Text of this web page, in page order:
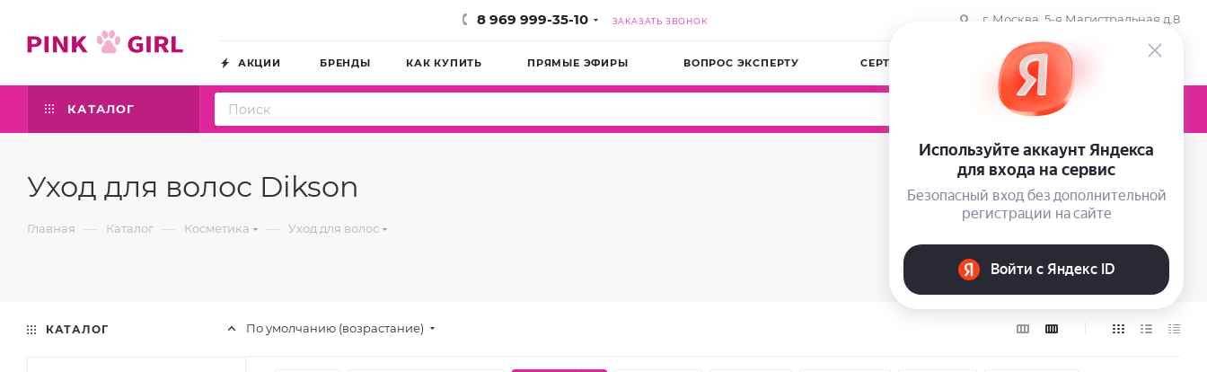
8 969 999-35-10 ЗАКАЗАТЬ ЗВОНОК г. Москва, 5-я Магистральная д.8
АКЦИИ БРЕНДЫ КАК КУПИТЬ ПРЯМЫЕ ЭФИРЫ ВОПРОС ЭКСПЕРТУ СЕРТИФИКАТЫ КОМПАНИЯ
КАТАЛОГ 0
Уход для волос Dikson
Главная — Каталог — Косметика — Уход для волос
По умолчанию (возрастание)
КАТАЛОГ